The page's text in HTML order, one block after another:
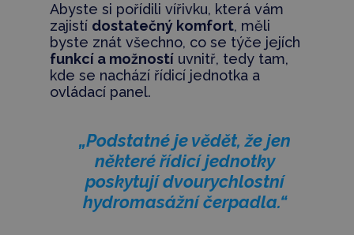
Abyste si pořídili vířivku, která vám
zajistí dostatečný komfort, měli
byste znát všechno, co se týče jejích
funkcí a možnostíuvnitř, tedy tam,
kde se nachází řídicí jednotka a
ovládací panel.
„Podstatné je vědět, že jen
některé řídicí jednotky
poskytují dvourychlostní
hydromasážní čerpadla.“